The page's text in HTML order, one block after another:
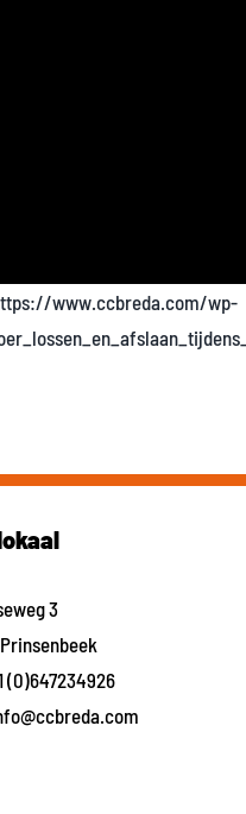
www.ccbreda.com/wp-
3
(0)647234926